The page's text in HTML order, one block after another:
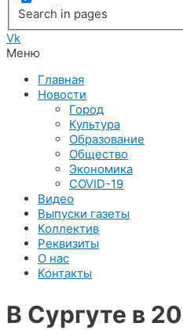
Search in pages
Vk
Меню
Главная
Новости
Город
Культура
Образование
Общество
Экономика
COVID-19
Видео
Выпуски газеты
Коллектив
Реквизиты
О нас
Контакты
В Сургуте в